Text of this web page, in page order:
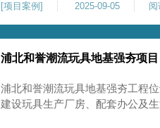
体承载力偏弱、均匀性不足。农
地基沉降稳定性、整体密实度要
[项目案例 ] 2025-09-05 阅
浦北和誉潮流玩具地基强夯项目
浦北和誉潮流玩具地基强夯工程
建设玩具生产厂房、配套办公及